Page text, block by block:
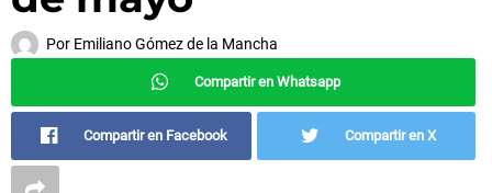
Por Emiliano Gómez de la Mancha
Compartir en Whatsapp
Compartir en Facebook Compartir en X